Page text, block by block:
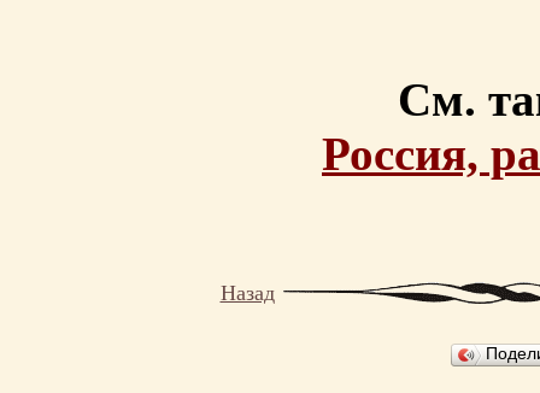
См.
Россия,
Назад